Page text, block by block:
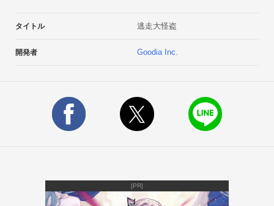
タイトル 逃走大怪盗
開発者 Goodia Inc.
[PR]